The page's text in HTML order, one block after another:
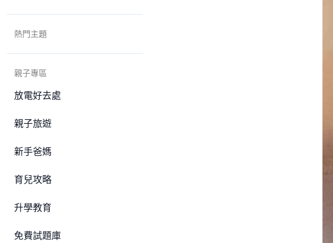
熱門主題
親子專區
放電好去處
親子旅遊
新手爸媽
育兒攻略
升學教育
免費試題庫